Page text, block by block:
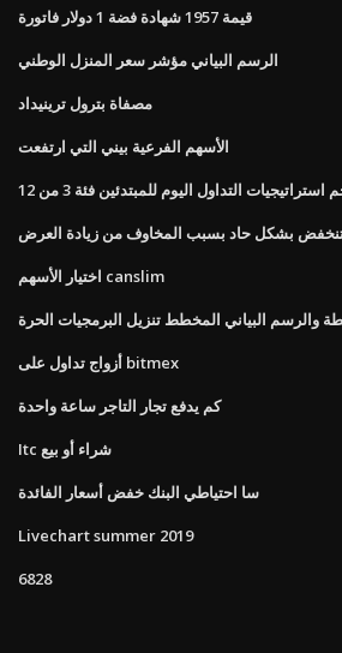
قيمة 1957 شهادة فضة 1 دولار فاتورة
الرسم البياني مؤشر سعر المنزل الوطني
مصفاة بترول ترينيداد
الأسهم الفرعية بيني التي ارتفعت
استراتيجيات التداول اليوم للمبتدئين فئة 3 من 12
تنخفض بشكل حاد بسبب المخاوف من زيادة العرض
اختيار الأسهم canslim
والرسم البياني المخطط تنزيل البرمجيات الحرة
أزواج تداول على bitmex
كم يدفع تجار التاجر ساعة واحدة
Itc شراء أو بيع
سا احتياطي البنك خفض أسعار الفائدة
Livechart summer 2019
6828